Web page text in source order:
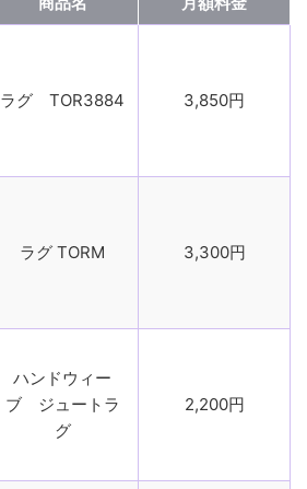
ラグ TOR3884 3,850円
ラグ TORM 3,300円
ハンドウィー
ブ ジュートラ
グ
2,200円